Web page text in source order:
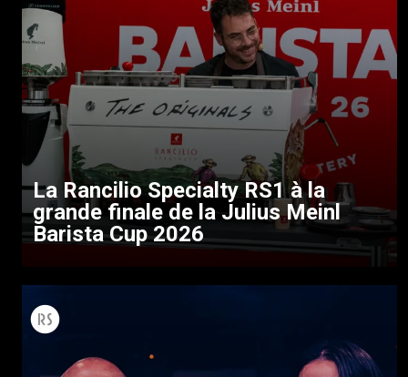
La Rancilio Specialty RS1 à la
grande finale de la Julius Meinl
Barista Cup 2026